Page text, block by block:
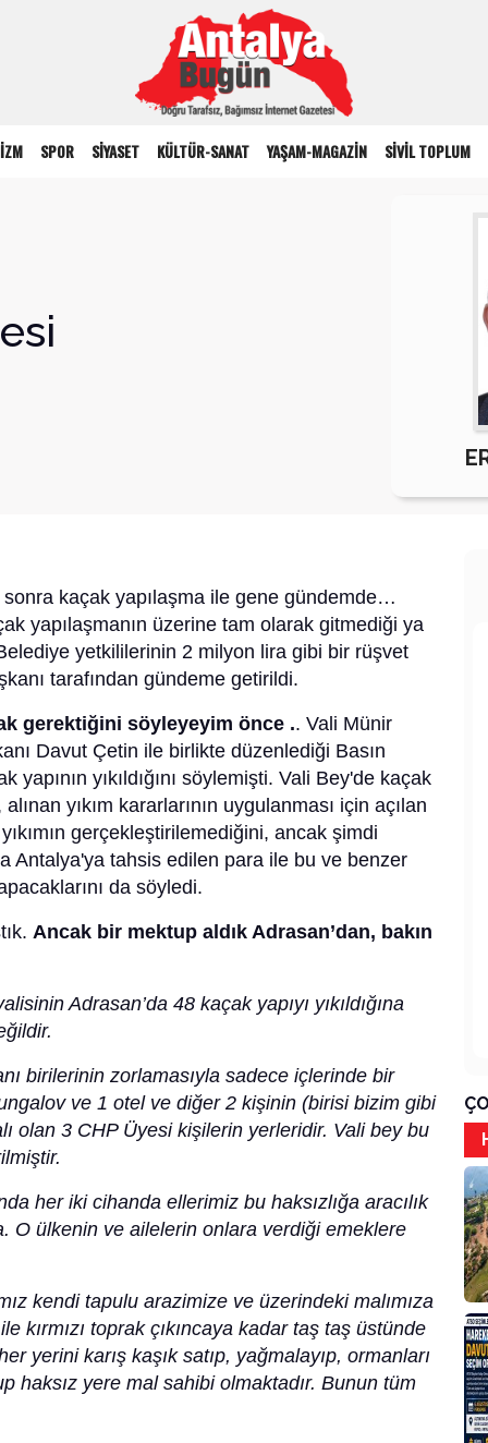
SPOR SİYASET KÜLTÜR-SANAT YAŞAM-MAGAZİN SİVİL TOPLUM
sonra kaçak yapılaşma ile gene gündemde…
yapılaşmanın üzerine tam olarak gitmediği ya
yetkililerinin 2 milyon lira gibi bir rüşvet
tarafından gündeme getirildi.
gerektiğini söyleyeyim önce .. Vali Münir
Davut Çetin ile birlikte düzenlediği Basın
yapının yıkıldığını söylemişti. Vali Bey'de kaçak
yıkım kararlarının uygulanması için açılan
gerçekleştirilemediğini, ancak şimdi
Antalya'ya tahsis edilen para ile bu ve benzer
da söyledi.
Ancak bir mektup aldık Adrasan’dan, bakın
Adrasan’da 48 kaçak yapıyı yıkıldığına
birilerinin zorlamasıyla sadece içlerinde bir
ve 1 otel ve diğer 2 kişinin (birisi bizim gibi
olan 3 CHP Üyesi kişilerin yerleridir. Vali bey bu
her iki cihanda ellerimiz bu haksızlığa aracılık
O ülkenin ve ailelerin onlara verdiği emeklere
kendi tapulu arazimize ve üzerindeki malımıza
kırmızı toprak çıkıncaya kadar taş taş üstünde
yerini karış kaşık satıp, yağmalayıp, ormanları
haksız yere mal sahibi olmaktadır. Bunun tüm